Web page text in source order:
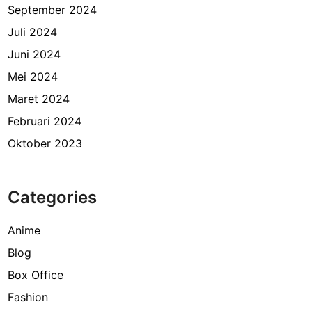
September 2024
Juli 2024
Juni 2024
Mei 2024
Maret 2024
Februari 2024
Oktober 2023
Categories
Anime
Blog
Box Office
Fashion